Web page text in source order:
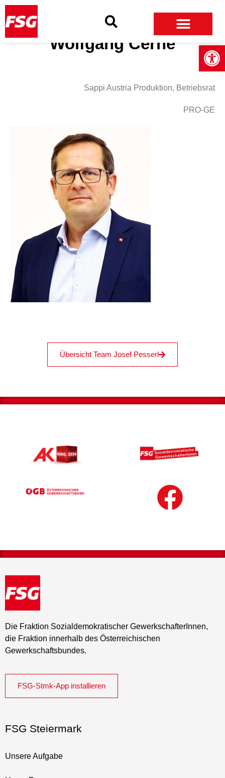
Skip
to
Content
Skip
to
navigation
Site
map
Wolfgang Cerne
Sappi Austria Produktion, Betriebsrat
PRO-GE
Übersicht Team Josef Pesserl
Die Fraktion Sozialdemokratischer GewerkschafterInnen,
die Fraktion innerhalb des Österreichischen
Gewerkschaftsbundes.
FSG-Stmk-App installieren
FSG Steiermark
Unsere Aufgabe